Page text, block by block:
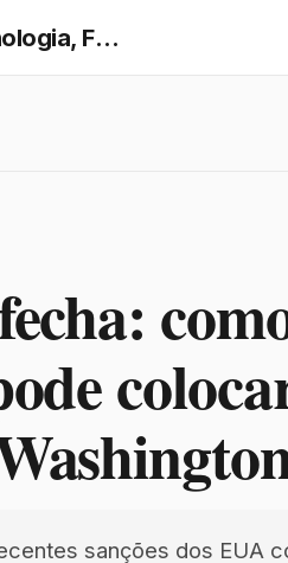
Dani Saints — Tecnologia, Finanças e Economia
sanções dos EUA